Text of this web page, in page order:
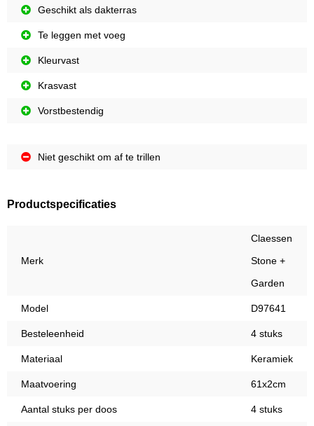
Geschikt als dakterras
Te leggen met voeg
Kleurvast
Krasvast
Vorstbestendig
Niet geschikt om af te trillen
Productspecificaties
Merk
Claessen
Stone +
Garden
Model D97641
Besteleenheid 4 stuks
Materiaal Keramiek
Maatvoering 61x2cm
Aantal stuks per doos 4 stuks